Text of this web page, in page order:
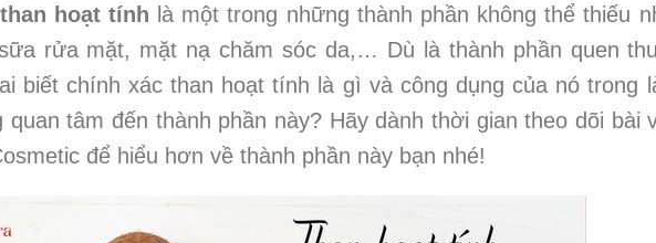
than hoạt tính là một trong những thành phần không thể thiếu
rửa mặt, mặt nạ chăm sóc da,… Dù là thành phần quen
biết chính xác than hoạt tính là gì và công dụng của nó trong
quan tâm đến thành phần này? Hãy dành thời gian theo dõi bài
để hiểu hơn về thành phần này bạn nhé!